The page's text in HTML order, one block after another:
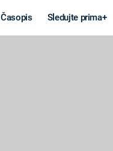
Časopis Sledujte prima+